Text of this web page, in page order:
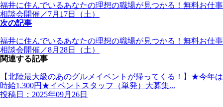
福井に住んでいるあなたの理想の職場が見つかる！無料お仕事
相談会開催／7月17日（土）
次の記事
福井に住んでいるあなたの理想の職場が見つかる！無料お仕事
相談会開催／8月28日（土）
関連する記事
【北陸最大級のあのグルメイベントが帰ってくる！】★今年は
時給1,300円★イベントスタッフ（単発）大募集...
投稿日：2025年09月26日